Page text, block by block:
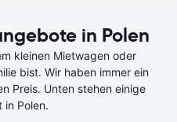
in Polen
kleinen Mietwagen oder
bist. Wir haben immer ein
Preis. Unten stehen einige
in Polen.